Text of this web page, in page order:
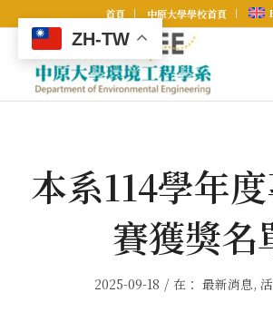
首頁 中原大學學校首頁
本系114學年
賽獲獎名
2025-09-18 / 在：最新消息,
ZH-TW